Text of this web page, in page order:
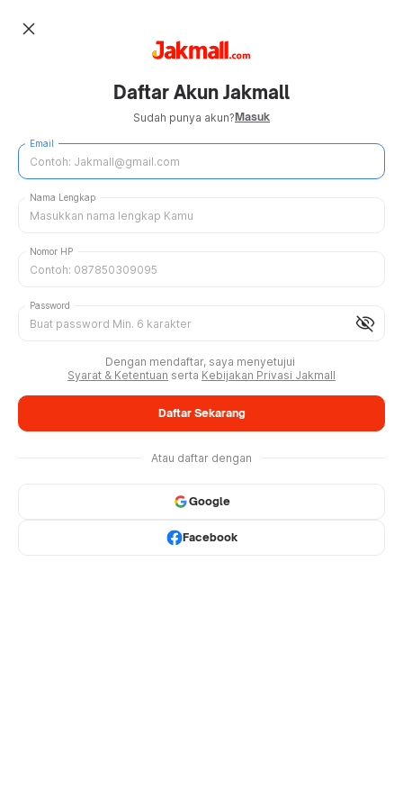
close
Daftar Akun Jakmall
Sudah punya akun?Masuk
Email
Nama Lengkap
Nomor HP
visibility_off
Password
Dengan mendaftar, saya menyetujui
Syarat & Ketentuan serta Kebijakan Privasi Jakmall
Daftar Sekarang
Atau daftar dengan
Google
Facebook